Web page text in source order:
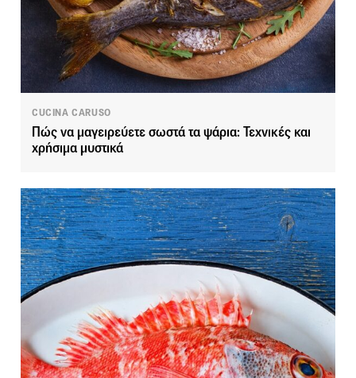
CUCINA CARUSO
Πώς να μαγειρεύετε σωστά τα ψάρια: Τεχνικές και
χρήσιμα μυστικά